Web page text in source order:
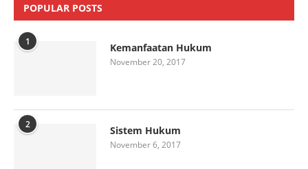
POPULAR POSTS
1 Kemanfaatan Hukum
November 20, 2017
2 Sistem Hukum
November 6, 2017